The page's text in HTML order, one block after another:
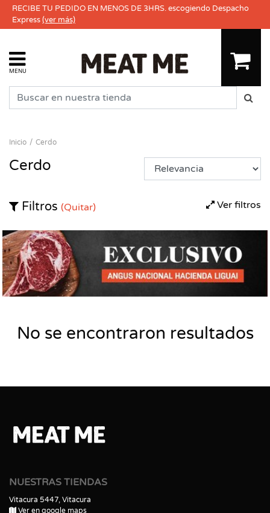
RECIBE TU PEDIDO EN MENOS DE 3HRS. escogiendo Despacho
Express(ver más)
MENU
Inicio Cerdo
Cerdo
Ver filtros
Filtros (Quitar)
No se encontraron resultados
NUESTRAS TIENDAS
Vitacura 5447, Vitacura
Ver en google maps